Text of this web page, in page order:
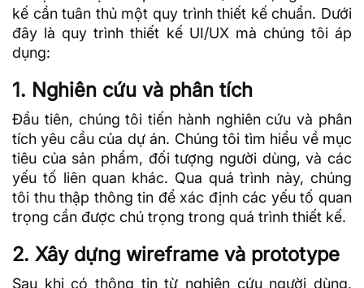
kế cần tuân thủ một quy trình thiết kế chuẩn. Dưới
đây là quy trình thiết kế UI/UX mà chúng tôi áp
dụng:
1. Nghiên cứu và phân tích
Đầu tiên, chúng tôi tiến hành nghiên cứu và phân
tích yêu cầu của dự án. Chúng tôi tìm hiểu về mục
tiêu của sản phẩm, đối tượng người dùng, và các
yếu tố liên quan khác. Qua quá trình này, chúng
tôi thu thập thông tin để xác định các yếu tố quan
trọng cần được chú trọng trong quá trình thiết kế.
2. Xây dựng wireframe và prototype
Sau khi có thông tin từ nghiên cứu người dùng,